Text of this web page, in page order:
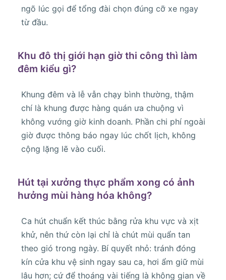
ngõ lúc gọi để tổng đài chọn đúng cỡ xe ngay
từ đầu.
Khu đô thị giới hạn giờ thi công thì làm
đêm kiểu gì?
Khung đêm và lễ vẫn chạy bình thường, thậm
chí là khung được hàng quán ưa chuộng vì
không vướng giờ kinh doanh. Phần chi phí ngoài
giờ được thông báo ngay lúc chốt lịch, không
cộng lặng lẽ vào cuối.
Hút tại xưởng thực phẩm xong có ảnh
hưởng mùi hàng hóa không?
Ca hút chuẩn kết thúc bằng rửa khu vực và xịt
khử, nên thứ còn lại chỉ là chút mùi quẩn tan
theo gió trong ngày. Bí quyết nhỏ: tránh đóng
kín cửa khu vệ sinh ngay sau ca, hơi ẩm giữ mùi
lâu hơn; cứ để thoáng vài tiếng là không gian về